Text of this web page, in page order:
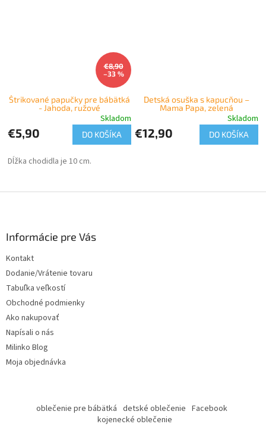
€8,90
–33 %
Štrikované papučky pre bábätká
- Jahoda, ružové
Skladom
€5,90 DO KOŠÍKA
Dĺžka chodidla je 10 cm.
Detská osuška s kapucňou –
Mama Papa, zelená
Skladom
€12,90 DO KOŠÍKA
Informácie pre Vás
Kontakt
Dodanie/Vrátenie tovaru
Tabuľka veľkostí
Obchodné podmienky
Ako nakupovať
Napísali o nás
Milinko Blog
Moja objednávka
oblečenie pre bábätká detské oblečenie Facebook
kojenecké oblečenie